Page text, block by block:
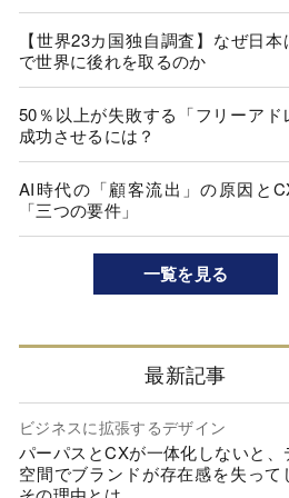
【世界23カ国独自調査】なぜ日
で世界に後れを取るのか
50％以上が失敗する「フリーアド
成功させるには？
AI時代の「顧客流出」の原因と
「三つの要件」
一覧を見る
最新記事
ビジネスに拡張するデザイン
パーパスとCXが一体化しないと、
空間でブランドが存在感を失っ